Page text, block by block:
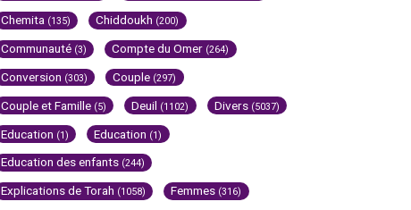
Chemita (135) Chiddoukh (200)
Communauté (3) Compte du Omer (264)
Conversion (303) Couple (297)
Couple et Famille (5) Deuil (1102) Divers (5037)
Education (1) Education (1)
Education des enfants (244)
Explications de Torah (1058) Femmes (316)